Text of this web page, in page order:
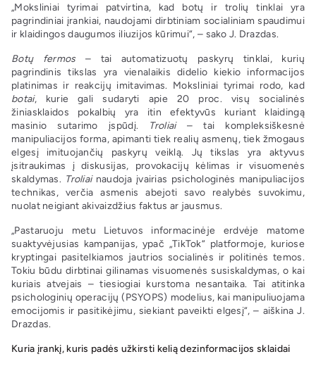
„Moksliniai tyrimai patvirtina, kad botų ir trolių tinklai yra
pagrindiniai įrankiai, naudojami dirbtiniam socialiniam spaudimui
ir klaidingos daugumos iliuzijos kūrimui“, – sako J. Drazdas.
Botų fermos– tai automatizuotų paskyrų tinklai, kurių
pagrindinis tikslas yra vienalaikis didelio kiekio informacijos
platinimas ir reakcijų imitavimas. Moksliniai tyrimai rodo, kad
botai, kurie gali sudaryti apie 20 proc. visų socialinės
žiniasklaidos pokalbių yra itin efektyvūs kuriant klaidingą
masinio sutarimo įspūdį. Troliai – tai kompleksiškesnė
manipuliacijos forma, apimanti tiek realių asmenų, tiek žmogaus
elgesį imituojančių paskyrų veiklą. Jų tikslas yra aktyvus
įsitraukimas į diskusijas, provokacijų kėlimas ir visuomenės
skaldymas. Troliainaudoja įvairias psichologinės manipuliacijos
technikas, verčia asmenis abejoti savo realybės suvokimu,
nuolat neigiant akivaizdžius faktus ar jausmus.
„Pastaruoju metu Lietuvos informacinėje erdvėje matome
suaktyvėjusias kampanijas, ypač „TikTok“ platformoje, kuriose
kryptingai pasitelkiamos jautrios socialinės ir politinės temos.
Tokiu būdu dirbtinai gilinamas visuomenės susiskaldymas, o kai
kuriais atvejais – tiesiogiai kurstoma nesantaika. Tai atitinka
psichologinių operacijų (PSYOPS) modelius, kai manipuliuojama
emocijomis ir pasitikėjimu, siekiant paveikti elgesį“, – aiškina J.
Drazdas.
Kuria įrankį, kuris padės užkirsti kelią dezinformacijos sklaidai